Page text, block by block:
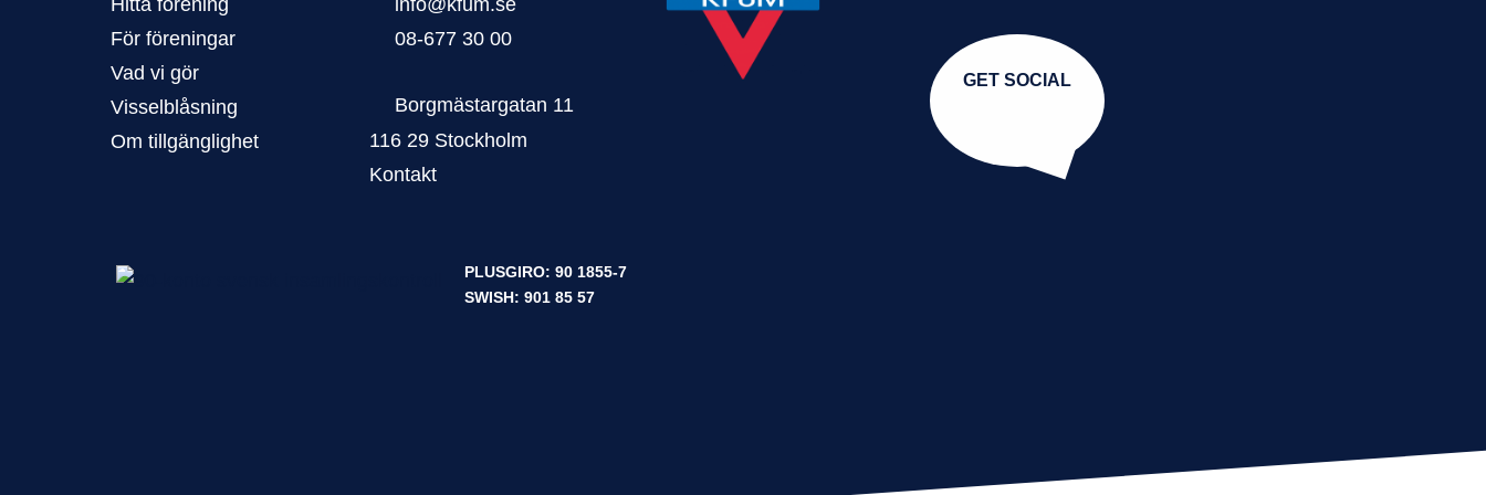
För föreningar
Vad vi gör
Visselblåsning
Om tillgänglighet
08-677 30 00
Borgmästargatan 11
116 29 Stockholm
Kontakt
PLUSGIRO: 90 1855-7
SWISH: 901 85 57
GET SOCIAL